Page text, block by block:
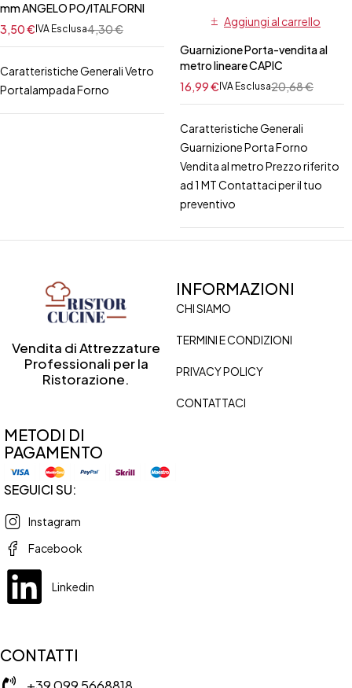
mm ANGELO PO/ITALFORNI
4,30€
3,50€ IVA Esclusa
Caratteristiche Generali Vetro
Portalampada Forno
Aggiungi al carrello
Guarnizione Porta-vendita al
metro lineare CAPIC
20,68€
16,99€IVA Esclusa
Caratteristiche Generali
Guarnizione Porta Forno
Vendita al metro Prezzo riferito
ad 1 MT Contattaci per il tuo
preventivo
Vendita di Attrezzature
Professionali per la
Ristorazione.
INFORMAZIONI
CHI SIAMO
TERMINI E CONDIZIONI
PRIVACY POLICY
CONTATTACI
METODI DI
PAGAMENTO
SEGUICI SU:
Instagram
Facebook
Linkedin
CONTATTI